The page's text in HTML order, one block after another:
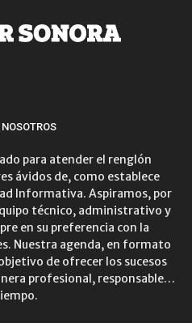
para atender el renglón
ávidos de, como establece
Informativa. Aspiramos, por
técnico, administrativo y
en su preferencia con la
Nuestra agenda, en formato
de ofrecer los sucesos
profesional, responsable…